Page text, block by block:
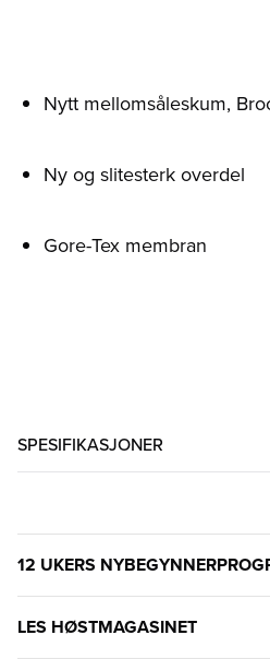
Nytt mellomsåleskum,
Ny og slitesterk overdel
Gore-Tex membran
SPESIFIKASJONER
12 UKERS
LES HØSTMAGASINET